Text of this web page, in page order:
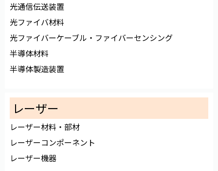
光通信伝送装置
光ファイバ材料
光ファイバーケーブル・ファイバーセンシング
半導体材料
半導体製造装置
レーザー
レーザー材料・部材
レーザーコンポーネント
レーザー機器